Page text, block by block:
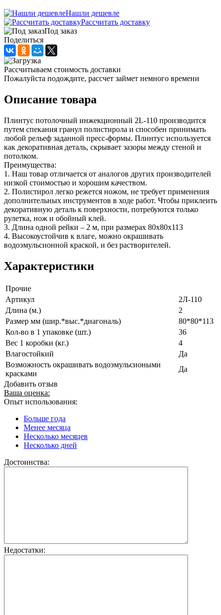
Нашли дешевле
Рассчитать доставку
Под заказ
Поделиться
Рассчитываем стоимость доставки
Пожалуйста подождите, рассчет займет немного времени
Описание товара
Плинтус потолочный инжекционный 2L-110 производится
путем спекания гранул полистирола и способен принимать
любой рельеф заданной пресс-формы. Плинтус используется
как декоративная деталь, скрывает зазоры между стеной и
потолком.
Преимущества:
1. Наш товар отличается от аналогов других производителей
низкой стоимостью и хорошим качеством.
2. Полистирол легко режется ножом, не требует применения
дополнительных инструментов в ходе работ. Чтобы приклеить
декоративную деталь к поверхности, потребуются только
рулетка, нож и обойный клей.
3. Длина одной рейки – 2 м, при размерах 80х80х113
4. Высокоустойчив к влаге, можно окрашивать
водоэмульсионной краской, и без растворителей.
Характеристики
Прочие
Артикул
2Л-110
Длина (м.)
2
Размер мм (шир.*выс.*диагональ)
80*80*113
Кол-во в 1 упаковке (шт.)
36
Вес 1 коробки (кг.)
4
Влагостойкий
Да
Возможность окрашивать водоэмульсиоными
красками
Да
Добавить отзыв
Ваша оценка:
Опыт использования:
Больше года
Менее месяца
Несколько месяцев
Несколько дней
Достоинства:
Недостатки: